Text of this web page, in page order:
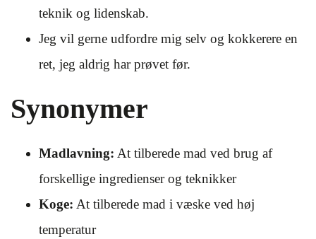
teknik og lidenskab.
Jeg vil gerne udfordre mig selv og kokkerere en
ret, jeg aldrig har prøvet før.
Synonymer
Madlavning: At tilberede mad ved brug af
forskellige ingredienser og teknikker
Koge: At tilberede mad i væske ved høj
temperatur